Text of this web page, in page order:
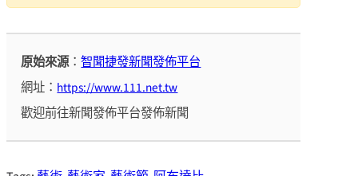
原始來源：智聞捷發新聞發佈平台
網址： https://www.111.net.tw
歡迎前往新聞發佈平台發佈新聞